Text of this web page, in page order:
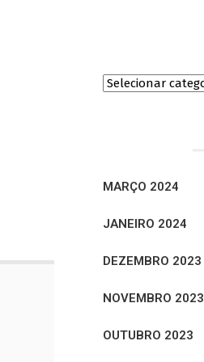
MARÇO 2024
JANEIRO 2024
DEZEMBRO 2023
NOVEMBRO 2023
OUTUBRO 2023